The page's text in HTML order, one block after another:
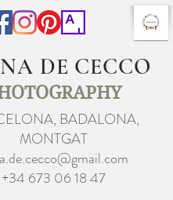
DE CECCO
BADALONA,
MONTGAT
+34 673 06 18 47